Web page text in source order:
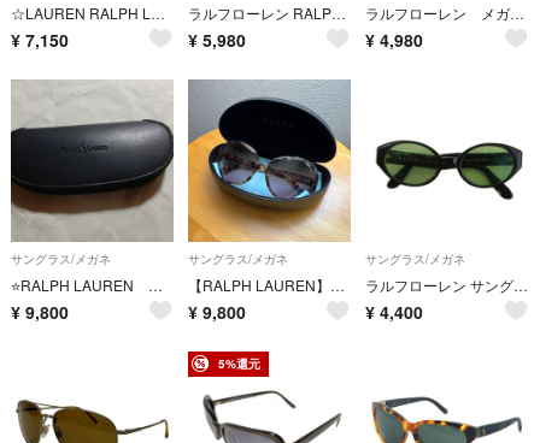
☆LAUREN RALPH LAUREN ラルフローレン サングラス セルフレーム バタフライ クリアスモークグレー レディース アイウェア
¥ 7,150
ラルフローレン RALPH LAUREN RL WS-63 037 サングラス ユニセックス 送料無料 【中古】
¥ 5,980
ラルフローレン メガネ 度入り メガネフレーム ケース、箱付き
¥ 4,980
サングラス/メガネ
⭐RALPH LAUREN 眼鏡 USED ⭐
¥ 9,800
サングラス/メガネ
【RALPH LAUREN】ラルフローレン サングラス
¥ 9,800
サングラス/メガネ
ラルフローレン サングラス セルフレーム オーバル 49□20 黒 918/S
¥ 4,400
5%還元